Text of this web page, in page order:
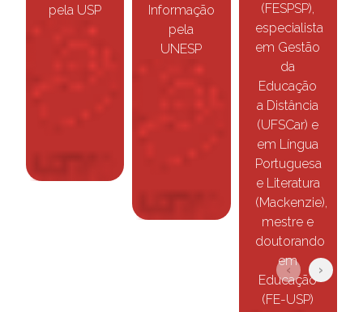
pela USP
Informação
pela
UNESP
(FESPSP),
especialista
em Gestão
da
Educação
a Distância
(UFSCar) e
em Língua
Portuguesa
e Literatura
(Mackenzie),
mestre e
doutorando
em
Educação
(FE-USP)
‹ ›